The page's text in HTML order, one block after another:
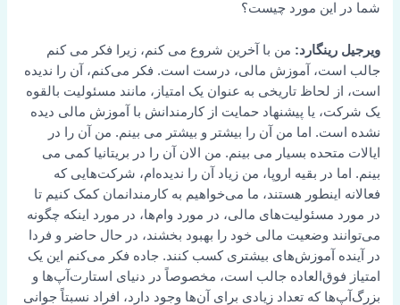
شما در این مورد چیست؟
ویرجیل رینگارد: من با آخرین شروع می کنم، زیرا فکر می کنم
جالب است، آموزش مالی، درست است. فکر می‌کنم، آن را ندیده
است، از لحاظ تاریخی به عنوان یک امتیاز، مانند مسئولیت بالقوه
یک شرکت، یا پیشنهاد حمایت از کارمندانش با آموزش مالی دیده
نشده است. اما من آن را بیشتر و بیشتر می بینم. من آن را در
ایالات متحده بسیار می بینم. من الان آن را در بریتانیا کمی می
بینم. اما در بقیه اروپا، من زیاد آن را ندیده‌ام، شرکت‌هایی که
فعالانه اینطور هستند، ما می‌خواهیم به کارمندانمان کمک کنیم تا
در مورد مسئولیت‌های مالی، در مورد وام‌ها، در مورد اینکه چگونه
می‌توانند وضعیت مالی خود را بهبود بخشند، در حال حاضر و فردا
در آینده آموزش‌های بیشتری کسب کنند. جاده فکر می‌کنم این یک
امتیاز فوق‌العاده جالب است، مخصوصاً در دنیای استارت‌آپ‌ها و
بزرگ‌آپ‌ها که تعداد زیادی برای آن‌ها وجود دارد، افراد نسبتاً جوانی